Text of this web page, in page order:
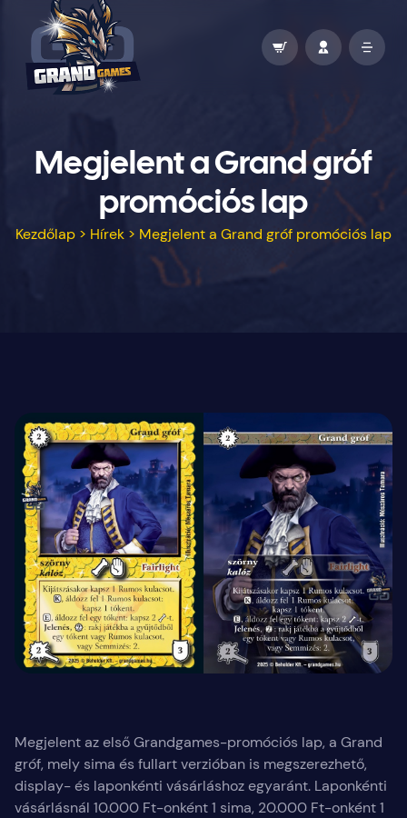
Megjelent a Grand gróf
promóciós lap
Kezdőlap > Hírek > Megjelent a Grand gróf promóciós lap
Megjelent az első Grandgames-promóciós lap, a Grand
gróf, mely sima és fullart verzióban is megszerezhető,
display- és laponkénti vásárláshoz egyaránt. Laponkénti
vásárlásnál 10.000 Ft-onként 1 sima, 20.000 Ft-onként 1